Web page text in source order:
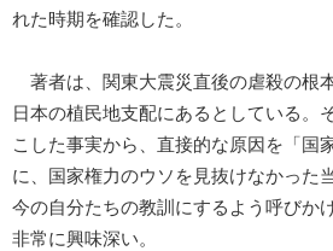
れた時期を確認した。
著者は、関東大震災直後の虐殺の根
日本の植民地支配にあるとしている。
こした事実から、直接的な原因を「国
に、国家権力のウソを見抜けなかった
今の自分たちの教訓にするよう呼びか
非常に興味深い。